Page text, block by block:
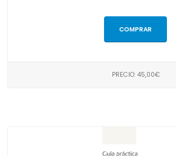
COMPRAR
PRECIO: 45,00€